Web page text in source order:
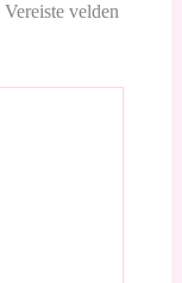
Vereiste velden